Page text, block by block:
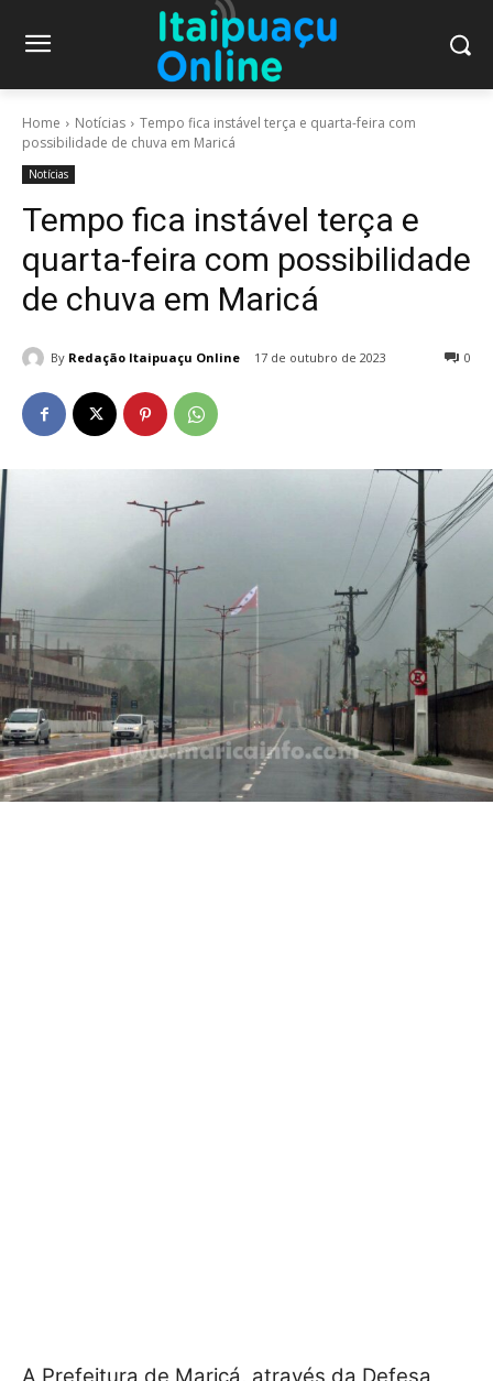
Home Notícias
Tempo fica instável terça e quarta-feira com
possibilidade de chuva em Maricá
Notícias
Tempo fica instável terça e
quarta-feira com possibilidade
de chuva em Maricá
By Redação Itaipuaçu Online 17 de outubro de 2023 0